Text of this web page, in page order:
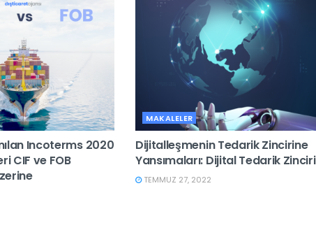
Incoterms 2020
CIF ve FOB
MAKALELER
Dijitalleşmenin Tedarik Zincirine
Yansımaları: Dijital Tedarik Zinciri
TEMMUZ 27, 2022